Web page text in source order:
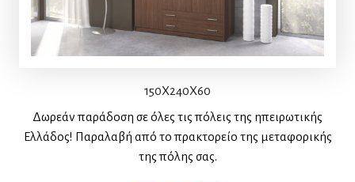
150X240X60
Δωρεάν παράδοση σε όλες τις πόλεις της ηπειρωτικής
Ελλάδος! Παραλαβή από το πρακτορείο της μεταφορικής
της πόλης σας.